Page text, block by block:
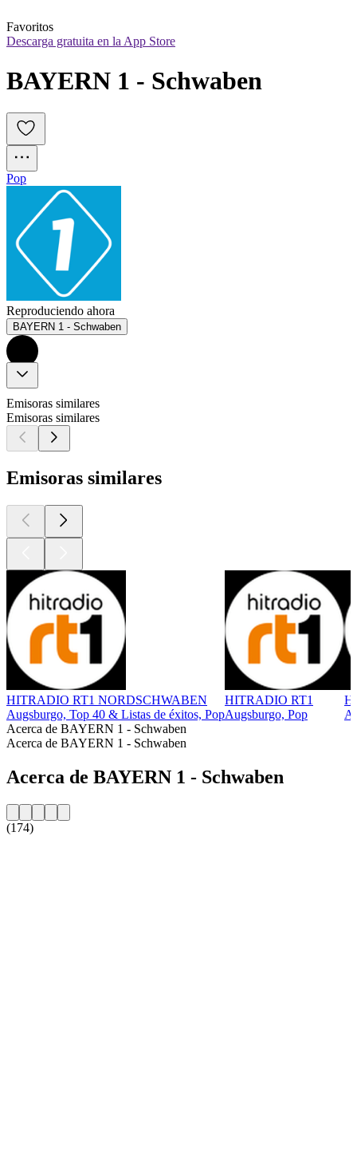
Favoritos
Descarga gratuita en la App Store
BAYERN 1 - Schwaben
Pop
Reproduciendo ahora
BAYERN 1 - Schwaben
Emisoras similares
Emisoras similares
Emisoras similares
HITRADIO RT1 NORDSCHWABEN
Augsburgo, Top 40 & Listas de éxitos, Pop
HITRADIO RT1
Augsburgo, Pop
Acerca de BAYERN 1 - Schwaben
Acerca de BAYERN 1 - Schwaben
Acerca de BAYERN 1 - Schwaben
(174)